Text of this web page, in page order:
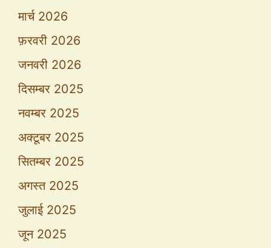
मार्च 2026
फ़रवरी 2026
जनवरी 2026
दिसम्बर 2025
नवम्बर 2025
अक्टूबर 2025
सितम्बर 2025
अगस्त 2025
जुलाई 2025
जून 2025